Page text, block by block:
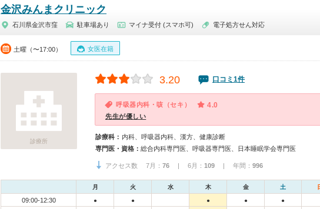
金沢みんまクリニック
石川県金沢市窪 駐車場あり マイナ受付 (スマホ可) 電子処方せん対応
土曜（〜17:00） 女医在籍
診療所
3.20 口コミ1件
呼吸器内科・咳（セキ） 4.0
先生が優しい
診療科： 内科、呼吸器内科、漢方、健康診断
専門医・資格： 総合内科専門医、呼吸器専門医、日本睡眠学会専門医
アクセス数 7月： 76 | 6月： 109 | 年間： 996
月 火 水 木 金 土
09:00-12:30 ● ● ● ● ●